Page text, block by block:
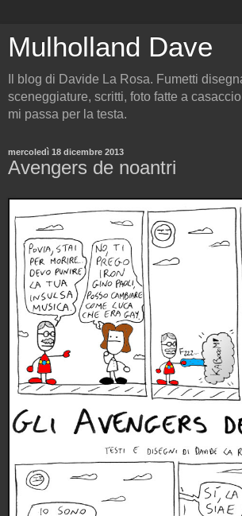
Mulholland Dave
Il blog di Davide La Rosa. Fumetti
sceneggiature, scritti, foto fatte a
mi passa per la testa.
mercoledì 18 dicembre 2013
Avengers de noantri